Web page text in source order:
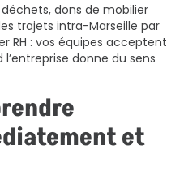
dons de mobilier
trajets intra-Marseille par
RH : vos équipes acceptent
donne du sens
et